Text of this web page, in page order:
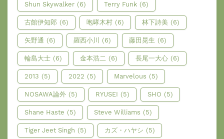
Shun Skywalker (6) Terry Funk (6)
古館伊知郎 (6) 咆哮木村 (6) 林下詩美 (6)
矢野通 (6) 羅西小川 (6) 藤田晃生 (6)
輪島大士 (6) 金本浩二 (6) 長尾一大心 (6)
2013 (5) 2022 (5) Marvelous (5)
NOSAWA論外 (5) RYUSEI (5) SHO (5)
Shane Haste (5) Steve Williams (5)
Tiger Jeet Singh (5) カズ・ハヤシ (5)